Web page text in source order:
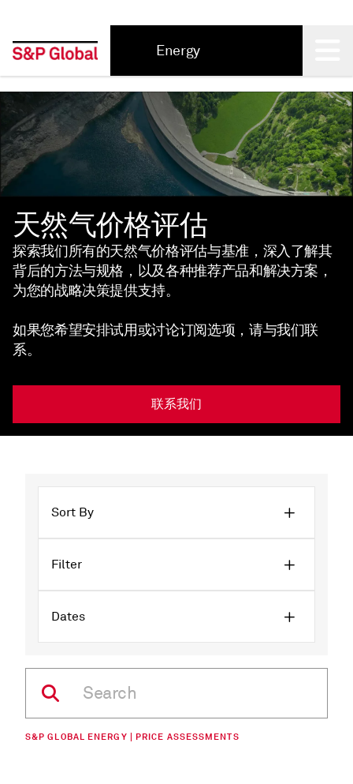
Energy
Back
天然气价格评估
探索我们所有的天然气价格评估与基准，深入了解其
背后的方法与规格，以及各种推荐产品和解决方案，
为您的战略决策提供支持。
如果您希望安排试用或讨论订阅选项，请与我们联
系。
联系我们
Sort By
Filter
Dates
S&P GLOBAL ENERGY | PRICE ASSESSMENTS